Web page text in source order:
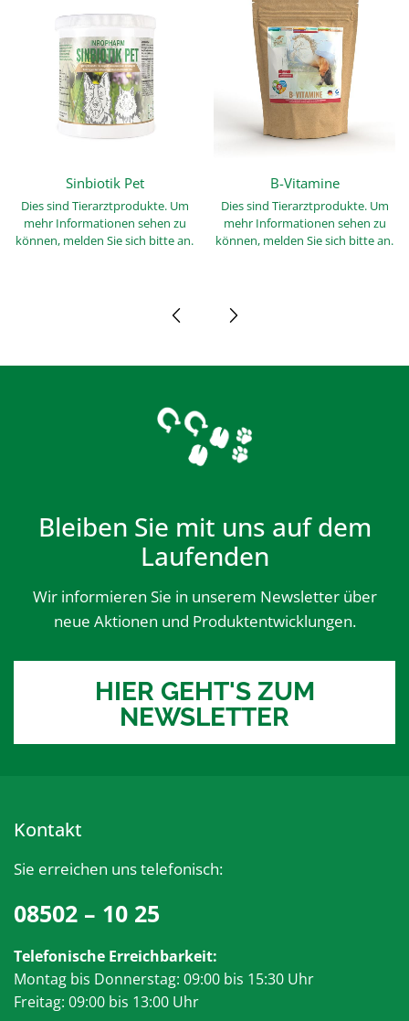
Sinbiotik Pet
Dies sind Tierarztprodukte. Um
mehr Informationen sehen zu
können, melden Sie sich bitte an.
B-Vitamine
Dies sind Tierarztprodukte. Um
mehr Informationen sehen zu
können, melden Sie sich bitte an.
Bleiben Sie mit uns auf dem
Laufenden
Wir informieren Sie in unserem Newsletter über
neue Aktionen und Produktentwicklungen.
HIER GEHT'S ZUM
NEWSLETTER
Kontakt
Sie erreichen uns telefonisch:
08502 – 10 25
Telefonische Erreichbarkeit:
Montag bis Donnerstag: 09:00 bis 15:30 Uhr
Freitag: 09:00 bis 13:00 Uhr